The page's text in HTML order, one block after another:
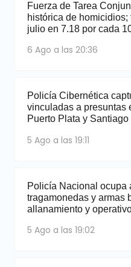
Fuerza de Tarea
histórica de
julio en 7.18 por cada
6 Ago a las 20:36
Policía Cibernética
vinculadas a presuntas
Puerto Plata y Santiago
5 Ago a las 19:11
Policía Nacional ocupa
tragamonedas y armas
allanamiento y
5 Ago a las 19:02